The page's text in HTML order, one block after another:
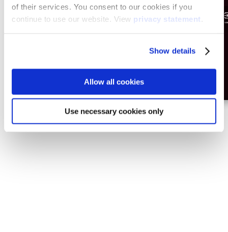
of their services. You consent to our cookies if you
continue to use our website. View privacy statement.
Show details
Allow all cookies
Use necessary cookies only